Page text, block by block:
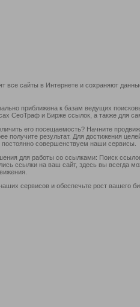
все сайты в Интернете и сохраняют
приближена к базам ведущих
СеоТраф и Бирже ссылок, а также для
его посещаемость? Начните
получите результат. Для достижения
совершенствуем наши сервисы.
для работы со ссылками: Поиск
ссылки на ваш сайт, здесь вы всегда
сервисов и обеспечьте рост вашего